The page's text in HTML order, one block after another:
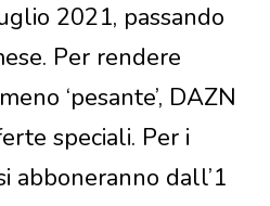
2021, passando
Per rendere
‘pesante’, DAZN
speciali. Per i
abboneranno dall’1